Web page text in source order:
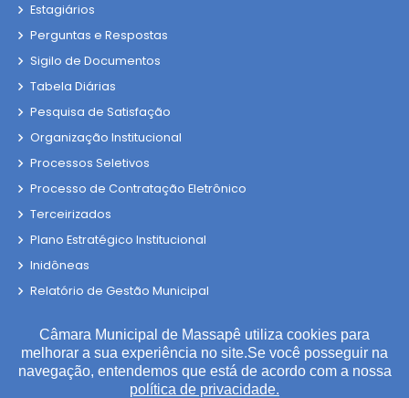
Estagiários
Perguntas e Respostas
Sigilo de Documentos
Tabela Diárias
Pesquisa de Satisfação
Organização Institucional
Processos Seletivos
Processo de Contratação Eletrônico
Terceirizados
Plano Estratégico Institucional
Inidôneas
Relatório de Gestão Municipal
Projetos de Leis e Atos Infralegais
LGPD
Câmara Municipal de Massapê utiliza cookies para
melhorar a sua experiência no site.Se você posseguir na
navegação, entendemos que está de acordo com a nossa
política de privacidade.